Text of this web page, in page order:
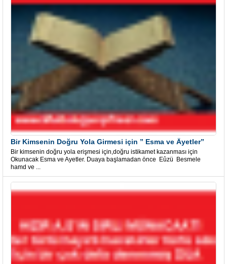
Bir Kimsenin Doğru Yola Girmesi için ” Esma ve Âyetler”
Bir kimsenin doğru yola erişmesi için,doğru istikamet kazanması için
Okunacak Esma ve Ayetler. Duaya başlamadan önce Eûzü Besmele
hamd ve ...